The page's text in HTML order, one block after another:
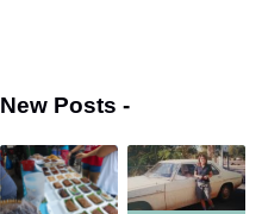
New Posts -